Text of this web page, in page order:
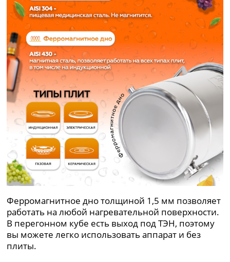
Ферромагнитное дно толщиной 1,5 мм позволяет
работать на любой нагревательной поверхности.
В перегонном кубе есть выход под ТЭН, поэтому
вы можете легко использовать аппарат и без
плиты.